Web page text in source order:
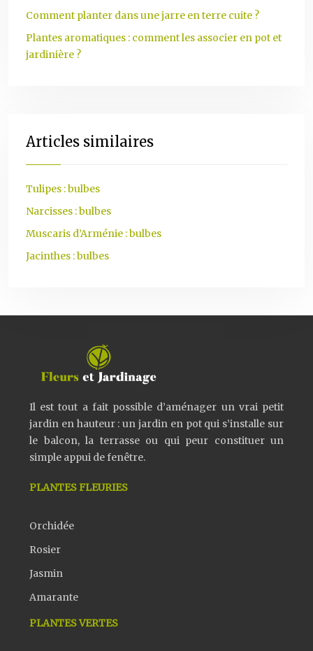
Comment planter dans une jarre en terre cuite ?
Plantes aromatiques : comment les associer en pot et
jardinière ?
Articles similaires
Tulipes : bulbes
Narcisses : bulbes
Muscaris d’Arménie : bulbes
Jacinthes : bulbes
Il est tout a fait possible d’aménager un vrai petit
jardin en hauteur : un jardin en pot qui s’installe sur
le balcon, la terrasse ou qui peur constituer un
simple appui de fenêtre.
PLANTES FLEURIES
Orchidée
Rosier
Jasmin
Amarante
PLANTES VERTES